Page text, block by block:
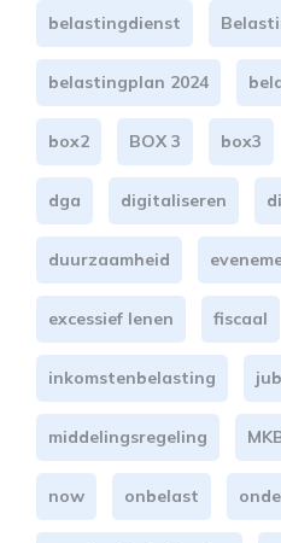
belastingdienst
belastingplan 2024
box2 BOX 3 box3
dga digitaliseren
duurzaamheid
excessief lenen fiscaal
inkomstenbelasting
middelingsregeling
now onbelast